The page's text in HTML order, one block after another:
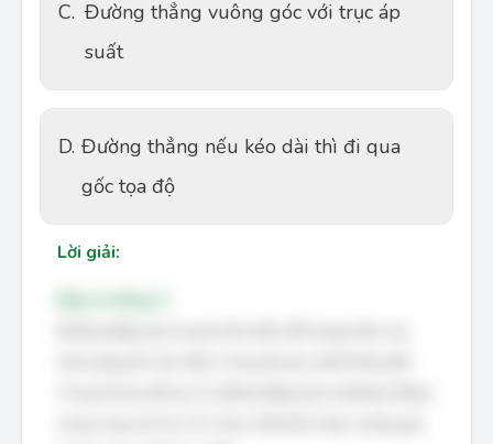
C. Đường thẳng vuông góc với trục áp
suất
D. Đường thẳng nếu kéo dài thì đi qua
gốc tọa độ
Lời giải: